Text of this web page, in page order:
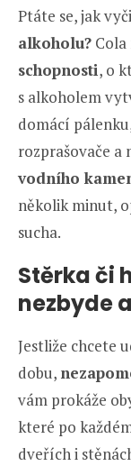
Ptáte se, jak
alkoholu? Cola
schopnosti, o
s alkoholem
domácí
rozprašovače
vodního
několik minut,
sucha.
Stěrka či
nezbyde
Jestliže chcete
dobu,
vám prokáže
které po
dveřích i